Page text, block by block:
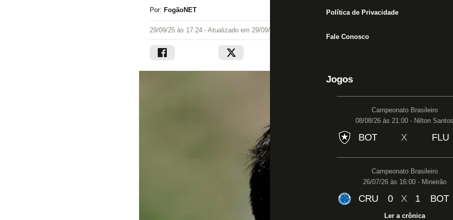
Política de Privacidade
Fale Conosco
Jogos
Campeonato Brasileiro
08/08/26 às 21:00 - Nilton Santos
BOT X FLU
Campeonato Brasileiro
26/07/26 às 16:00 - Mineirão
CRU 0 X 1 BOT
Ler a crônica
Por: FogãoNET
29/09/25 às 17:24 - Atualizado em 29/09/25 às 18:09